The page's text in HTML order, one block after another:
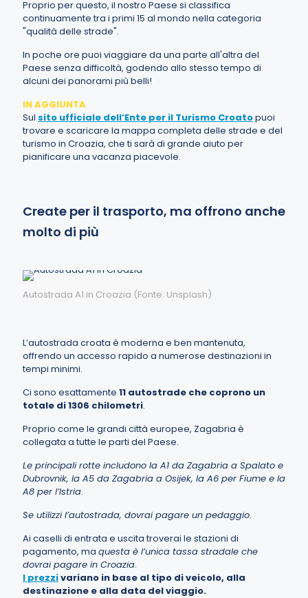
Proprio per questo, il nostro Paese si classifica
continuamente tra i primi 15 al mondo nella categoria
"qualità delle strade".
In poche ore puoi viaggiare da una parte all'altra del
Paese senza difficoltà, godendo allo stesso tempo di
alcuni dei panorami più belli!
IN AGGIUNTA
Sul sito ufficiale dell’Ente per il Turismo Croatopuoi
trovare e scaricare la mappa completa delle strade e del
turismo in Croazia, che ti sarà di grande aiuto per
pianificare una vacanza piacevole.
Create per il trasporto, ma offrono anche
molto di più
Autostrada A1 in Croazia (Fonte: Unsplash)
L’autostrada croata è moderna e ben mantenuta,
offrendo un accesso rapido a numerose destinazioni in
tempi minimi.
Ci sono esattamente 11 autostrade che coprono un
totale di 1306 chilometri.
Proprio come le grandi città europee, Zagabria è
collegata a tutte le parti del Paese.
Le principali rotte includono la A1 da Zagabria a Spalato e
Dubrovnik, la A5 da Zagabria a Osijek, la A6 per Fiume e la
A8 per l’Istria.
Se utilizzi l’autostrada, dovrai pagare un pedaggio.
Ai caselli di entrata e uscita troverai le stazioni di
pagamento, ma questa è l’unica tassa stradale che
dovrai pagare in Croazia.
I prezzivariano in base al tipo di veicolo, alla
destinazione e alla data del viaggio.